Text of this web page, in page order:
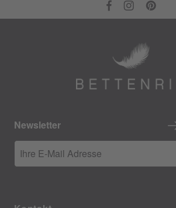
Newsletter
Ihre E-Mail Adresse